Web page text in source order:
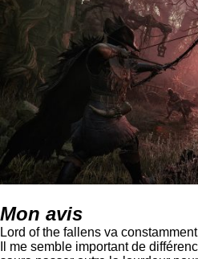
Mon avis
Lord of the fallens va
Il me semble important de